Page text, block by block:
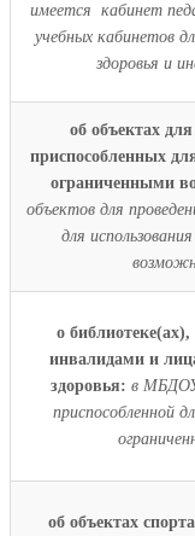
имеется кабинет
учебных кабинетов
здоровья и
об объектах
приспособленных
ограниченными
объектов для
для
о
инвалидами и
здоровья: в
приспособленной
об объектах